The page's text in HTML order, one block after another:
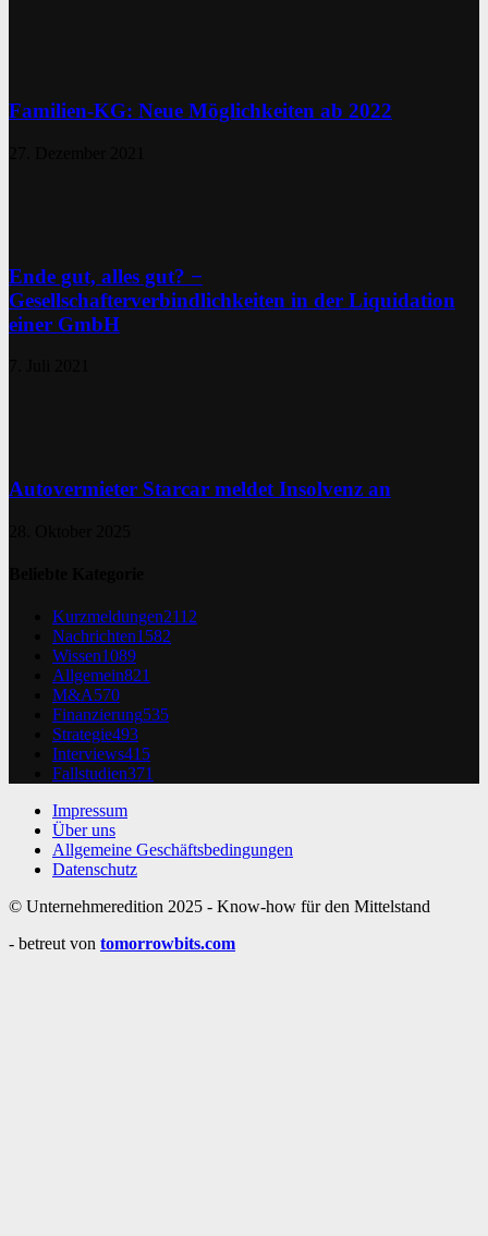
Familien-KG: Neue Möglichkeiten ab 2022
Ende gut, alles gut? −
Gesellschafterverbindlichkeiten in der Liquidation
einer GmbH
Autovermieter Starcar meldet Insolvenz an
Kurzmeldungen2112
Nachrichten1582
Wissen1089
Allgemein821
M&A570
Finanzierung535
Strategie493
Interviews415
Fallstudien371
Impressum
Über uns
Allgemeine Geschäftsbedingungen
Datenschutz
© Unternehmeredition 2025 - Know-how für den Mittelstand
- betreut von tomorrowbits.com